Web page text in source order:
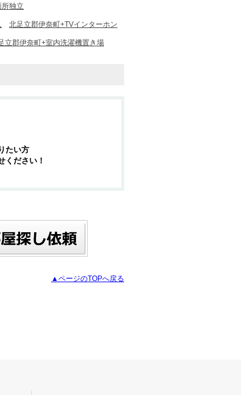
独立
北足立郡伊奈町+TVインターホン
立郡伊奈町+室内洗濯機置き場
たい方
ください！
▲ページのTOPへ戻る